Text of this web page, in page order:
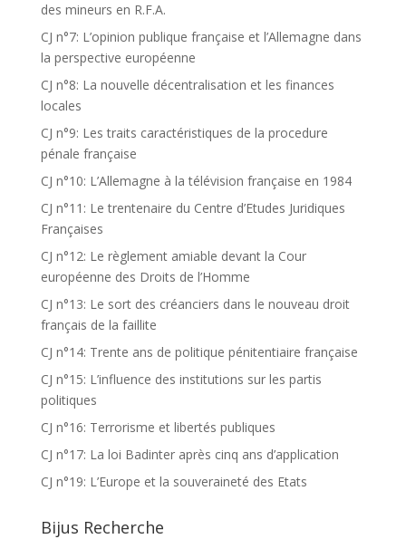
des mineurs en R.F.A.
CJ n°7: L’opinion publique française et l’Allemagne dans
la perspective européenne
CJ n°8: La nouvelle décentralisation et les finances
locales
CJ n°9: Les traits caractéristiques de la procedure
pénale française
CJ n°10: L’Allemagne à la télévision française en 1984
CJ n°11: Le trentenaire du Centre d’Etudes Juridiques
Françaises
CJ n°12: Le règlement amiable devant la Cour
européenne des Droits de l’Homme
CJ n°13: Le sort des créanciers dans le nouveau droit
français de la faillite
CJ n°14: Trente ans de politique pénitentiaire française
CJ n°15: L’influence des institutions sur les partis
politiques
CJ n°16: Terrorisme et libertés publiques
CJ n°17: La loi Badinter après cinq ans d’application
CJ n°19: L’Europe et la souveraineté des Etats
Bijus Recherche